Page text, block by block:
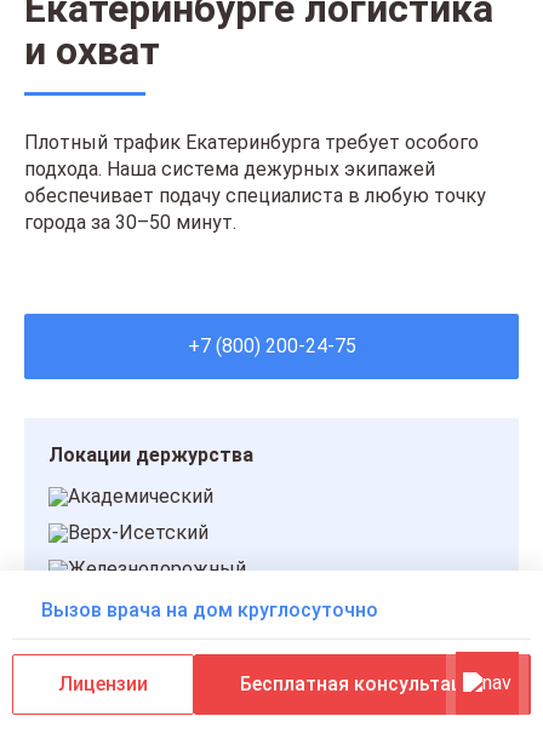
Вызов врача на дом круглосуточно
Лицензии Бесплатная консультация
и охват
Плотный трафик Екатеринбурга требует особого
подхода. Наша система дежурных экипажей
обеспечивает подачу специалиста в любую точку
города за 30–50 минут.
+7 (800) 200-24-75
Локации держурства
Академический
Верх-Исетский
Железнодорожный
Кировский
Октябрьский
Орджоникидзевский